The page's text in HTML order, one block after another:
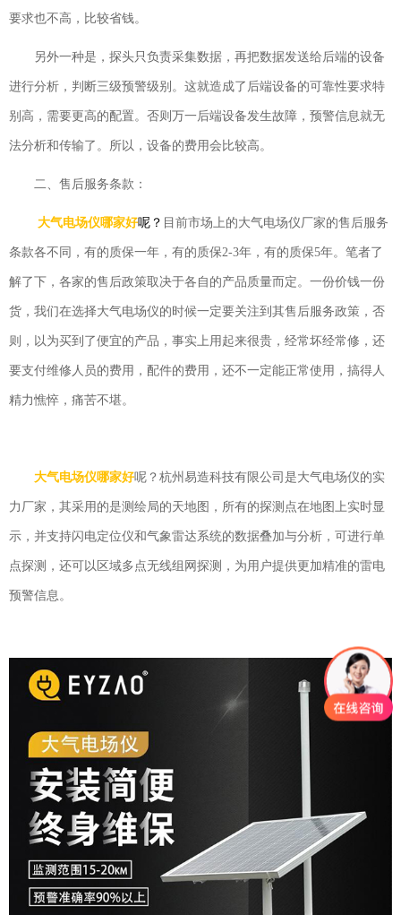
要求也不高，比较省钱。
另外一种是，探头只负责采集数据，再把数据发送给后端的设备
进行分析，判断三级预警级别。这就造成了后端设备的可靠性要求特
别高，需要更高的配置。否则万一后端设备发生故障，预警信息就无
法分析和传输了。所以，设备的费用会比较高。
二、售后服务条款：
大气电场仪哪家好呢？ 目前市场上的大气电场仪厂家的售后服务
条款各不同，有的质保一年，有的质保2-3年，有的质保5年。笔者了
解了下，各家的售后政策取决于各自的产品质量而定。一份价钱一份
货，我们在选择大气电场仪的时候一定要关注到其售后服务政策，否
则，以为买到了便宜的产品，事实上用起来很贵，经常坏经常修，还
要支付维修人员的费用，配件的费用，还不一定能正常使用，搞得人
精力憔悴，痛苦不堪。
大气电场仪哪家好呢？ 杭州易造科技有限公司是大气电场仪的实
力厂家，其采用的是测绘局的天地图，所有的探测点在地图上实时显
示，并支持闪电定位仪和气象雷达系统的数据叠加与分析，可进行单
点探测，还可以区域多点无线组网探测，为用户提供更加精准的雷电
预警信息。